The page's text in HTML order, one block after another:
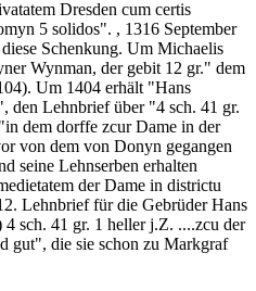
Dresden cum certis
5 solidos". , 1316 September
Schenkung. Um Michaelis
Wynman, der gebit 12 gr." dem
Um 1404 erhält "Hans
den Lehnbrief über "4 sch. 41 gr.
dem dorffe zcur Dame in der
von dem von Donyn gegangen
seine Lehnserben erhalten
der Dame in districtu
Lehnbrief für die Gebrüder Hans
sch. 41 gr. 1 heller j.Z. ....zcu der
gut", die sie schon zu Markgraf